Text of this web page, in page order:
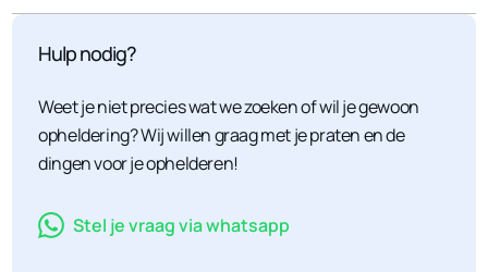
Hulp nodig?
Weet je niet precies wat we zoeken of wil je gewoon
opheldering? Wij willen graag met je praten en de
dingen voor je ophelderen!
Stel je vraag via whatsapp